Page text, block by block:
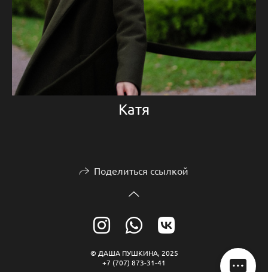
Катя
Поделиться ссылкой
© ДАША ПУШКИНА, 2025
+7 (707) 873-31-41